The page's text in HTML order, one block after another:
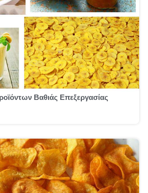
Βαθιάς Επεξεργασίας